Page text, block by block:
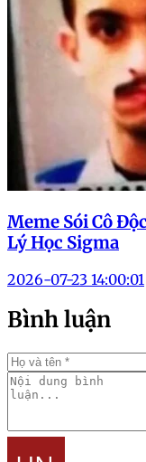
Meme Sói Cô
Lý Học Sigma
2026-07-23 14:00:01
Bình luận